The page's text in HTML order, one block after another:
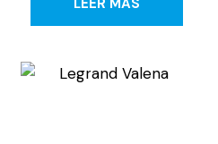
LEER MÁS